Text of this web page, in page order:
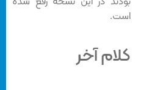
است.
کلام آخر